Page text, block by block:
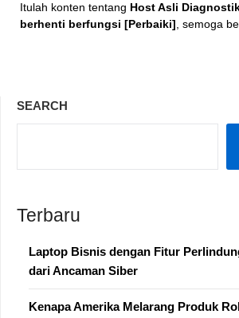
Itulah konten tentang Host Asli
berhenti berfungsi [Perbaiki] , semoga
SEARCH
Terbaru
Laptop Bisnis dengan Fitur
dari Ancaman Siber
Kenapa Amerika Melarang Produk